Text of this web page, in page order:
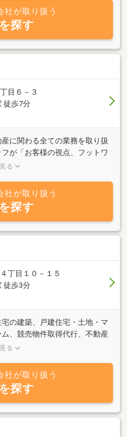
になります。駐車場完備（店
されているエリア・沿線が広
。■キッズスペースやおむつ
ご家族でのご来店も大歓迎で
アットホームで、相談しやす
自宅兼店舗のため、ご予約を
業時間内に行けないなどお客
ていただきます。■連絡方法
ライン、手紙などご指定があ
ウハウで全力サポートいたし
社が取り扱う
探す
目６－３
徒歩7分
に関わる全ての業務を取り扱
が「お客様の視点、フットワ
頂ける様なサービス」を心が
る
社が取り扱う
探す
丁目１０－１５
徒歩3分
の建築、戸建住宅・土地・マ
、競売物件取得代行、不動産
・賃貸を問わず多岐に渡りお
絡・御相談下さい。
る
社が取り扱う
探す